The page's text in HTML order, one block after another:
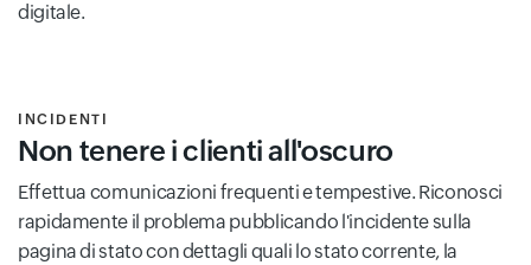
digitale.
INCIDENTI
Non tenere i clienti all'oscuro
Effettua comunicazioni frequenti e tempestive. Riconosci
rapidamente il problema pubblicando l'incidente sulla
pagina di stato con dettagli quali lo stato corrente, la